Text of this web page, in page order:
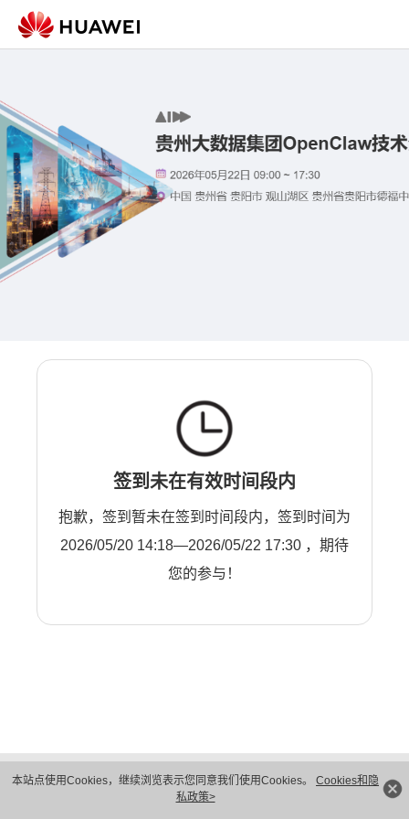
本站点使用Cookies，继续浏览表示您同意我们使用Cookies。 Cookies和隐
私政策>
签到未在有效时间段内
抱歉，签到暂未在签到时间段内，签到时间为
2026/05/20 14:18—2026/05/22 17:30 ，期待
您的参与！
隐私保护
法律声明